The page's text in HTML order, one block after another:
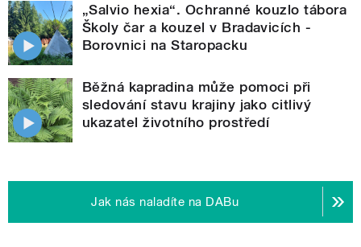
„Salvio hexia“. Ochranné kouzlo tábora
Školy čar a kouzel v Bradavicích -
Borovnici na Staropacku
Běžná kapradina může pomoci při
sledování stavu krajiny jako citlivý
ukazatel životního prostředí
Jak nás naladíte na DABu